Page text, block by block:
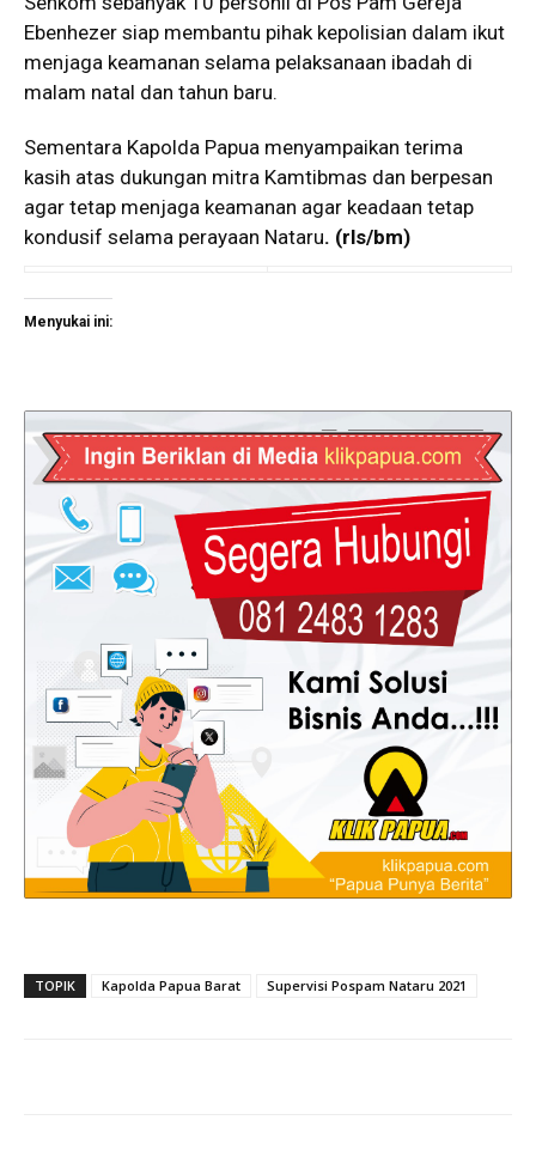
Ebenhezer siap membantu pihak kepolisian dalam ikut
menjaga keamanan selama pelaksanaan ibadah di
malam natal dan tahun baru.
Sementara Kapolda Papua menyampaikan terima
kasih atas dukungan mitra Kamtibmas dan berpesan
agar tetap menjaga keamanan agar keadaan tetap
kondusif selama perayaan Nataru. (rls/bm)
Menyukai ini:
TOPIK Kapolda Papua Barat Supervisi Pospam Nataru 2021